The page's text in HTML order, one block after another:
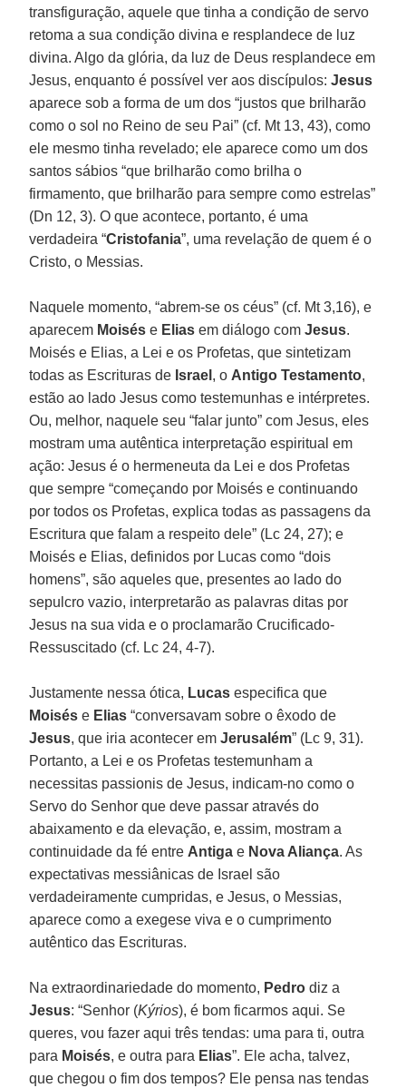
transfiguração, aquele que tinha a condição de servo
retoma a sua condição divina e resplandece de luz
divina. Algo da glória, da luz de Deus resplandece em
Jesus, enquanto é possível ver aos discípulos:Jesus
aparece sob a forma de um dos “justos que brilharão
como o sol no Reino de seu Pai” (cf. Mt 13, 43), como
ele mesmo tinha revelado; ele aparece como um dos
santos sábios “que brilharão como brilha o
firmamento, que brilharão para sempre como estrelas”
(Dn 12, 3). O que acontece, portanto, é uma
verdadeira “Cristofania”, uma revelação de quem é o
Cristo, o Messias.
Naquele momento, “abrem-se os céus” (cf. Mt 3,16), e
aparecem Moisés e Elias em diálogo comJesus.
Moisés e Elias, a Lei e os Profetas, que sintetizam
todas as Escrituras de Israel , o Antigo Testamento,
estão ao lado Jesus como testemunhas e intérpretes.
Ou, melhor, naquele seu “falar junto” com Jesus, eles
mostram uma autêntica interpretação espiritual em
ação: Jesus é o hermeneuta da Lei e dos Profetas
que sempre “começando por Moisés e continuando
por todos os Profetas, explica todas as passagens da
Escritura que falam a respeito dele” (Lc 24, 27); e
Moisés e Elias, definidos por Lucas como “dois
homens”, são aqueles que, presentes ao lado do
sepulcro vazio, interpretarão as palavras ditas por
Jesus na sua vida e o proclamarão Crucificado-
Ressuscitado (cf. Lc 24, 4-7).
Justamente nessa ótica, Lucas especifica que
Moisés e Elias “conversavam sobre o êxodo de
Jesus, que iria acontecer emJerusalém” (Lc 9, 31).
Portanto, a Lei e os Profetas testemunham a
necessitas passionis de Jesus, indicam-no como o
Servo do Senhor que deve passar através do
abaixamento e da elevação, e, assim, mostram a
continuidade da fé entre Antiga e Nova Aliança. As
expectativas messiânicas de Israel são
verdadeiramente cumpridas, e Jesus, o Messias,
aparece como a exegese viva e o cumprimento
autêntico das Escrituras.
Na extraordinariedade do momento, Pedro diz a
Jesus: “Senhor (Kýrios), é bom ficarmos aqui. Se
queres, vou fazer aqui três tendas: uma para ti, outra
para Moisés, e outra para Elias”. Ele acha, talvez,
que chegou o fim dos tempos? Ele pensa nas tendas